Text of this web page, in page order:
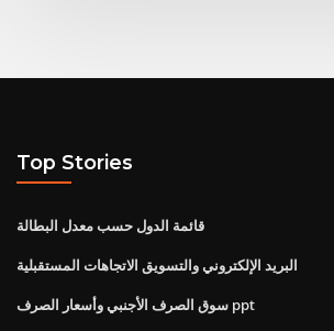
Top Stories
قائمة الدول حسب معدل البطالة
البريد الإلكتروني والتسويق الاتجاهات المستقبلية
سوق الصرف الأجنبي وأسعار الصرف ppt